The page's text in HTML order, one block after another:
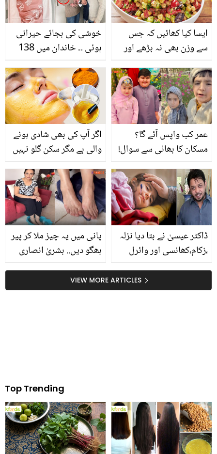
خوشی کی بجائے حیرانی
ہوئی ۔۔ خاندان میں 138
باپ بننے پر انگریز نے کیا
کام کیا جو یہ مشہور ہوگیا؟
ایسا کیا کھائیں کہ جس
سے وزن بھی نہ بڑھے اور
ہو،جانیے ہائی پروٹین سلاد
سے آپ اپنے وزن اور
توانائی کو کیسے کنٹرول کر
سکتے ہیں؟
اگر آپ کی بھی شادی ہونے
والی ہے مگر سکن گلو نہیں
گولڈن ملک کی 5 منٹ کی
یہ زبردست بیوٹی ٹپ کا
استعمال کریں اور پارلر کے
خرچے سے بچیں۔۔
عمر کب واپس آئے گا؟
مسکان کا بھائی سے سوال!
شیراز کا دل گرفتہ پیغام
پانی میں یہ چیز ملا کر پیر
بھگو دیں.. بشریٰ انصاری
کیسے کرتی ہیں؟ دیکھیں
ڈاکٹر عیسیٰ نے بتا دیا نزلہ
،زکام،کھانسی اور وائرل
VIEW MORE ARTICLES
Top Trending